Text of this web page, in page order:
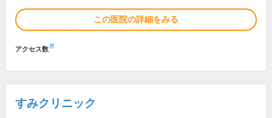
この医院の詳細をみる
アクセス数※
すみクリニック